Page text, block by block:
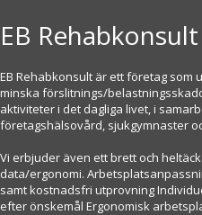
EB Rehabkonsult
EB Rehabkonsult är ett företag som
minska förslitnings/
aktiviteter i det dagliga livet, i
företagshälsovård, sjukgymnaster
Vi erbjuder även ett brett och
data/ergonomi.
samt kostnadsfri utprovning
efter önskemål Ergonomisk